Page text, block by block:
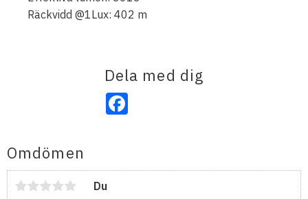
Räckvidd @1Lux: 402 m
Dela med dig
Facebook
Omdömen
Du